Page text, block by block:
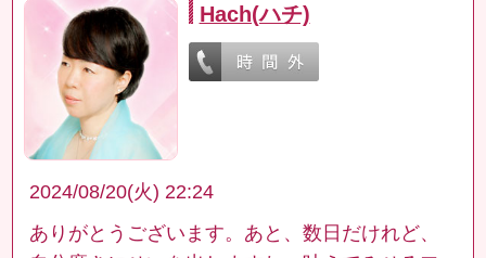
Hach(ハチ)
2024/08/20(火) 22:24
ありがとうございます。あと、数日だけれど、